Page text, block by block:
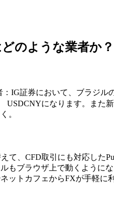
のような業者か？
IG証券において、ブラジ
USDCNYになります。また
。
て、CFD取引にも対応した
もブラウザ上で動くように
ットカフェからFXが手軽に